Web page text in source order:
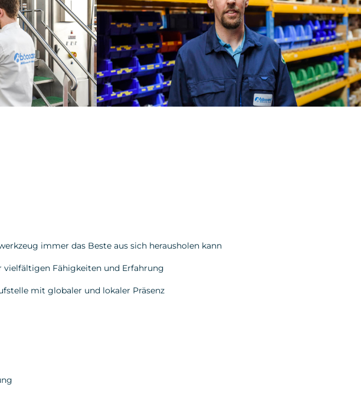
immer das Beste aus sich herausholen kann
vielfältigen Fähigkeiten und Erfahrung
mit globaler und lokaler Präsenz